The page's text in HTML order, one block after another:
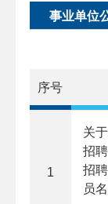
事业单位
序号
1
关
招
招
员